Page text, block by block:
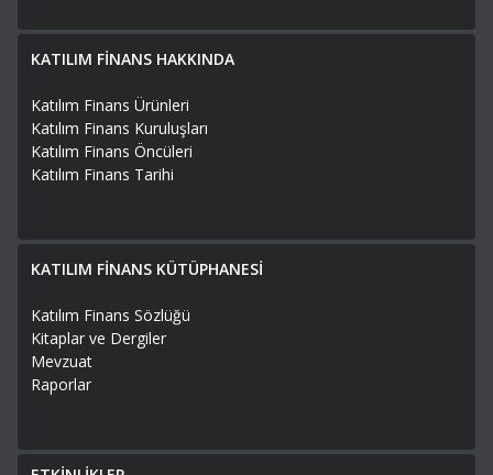
KATILIM FİNANS HAKKINDA
Katılım Finans Ürünleri
Katılım Finans Kuruluşları
Katılım Finans Öncüleri
Katılım Finans Tarihi
KATILIM FİNANS KÜTÜPHANESİ
Katılım Finans Sözlüğü
Kitaplar ve Dergiler
Mevzuat
Raporlar